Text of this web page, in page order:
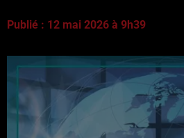
Publié : 12 mai 2026 à 9h39